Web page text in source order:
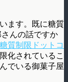
ます。既に糖質
んの話ですか
糖質制限ドットコ
化されているこ
でいる御菓子屋